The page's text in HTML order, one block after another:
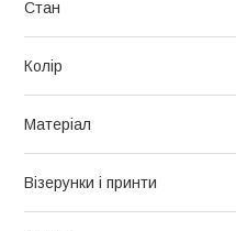
Стан
Колір
Матеріал
Візерунки і принти